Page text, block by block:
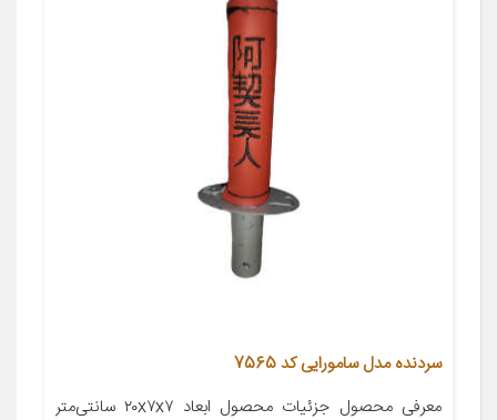
سردنده مدل سامورایی کد 7565
معرفی محصول جزئیات محصول ابعاد ۲۰x۷x۷ سانتی‌متر